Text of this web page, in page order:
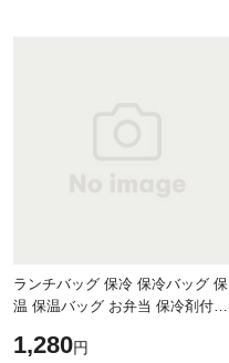
ランチバッグ 保冷 保冷バッグ 保
温 保温バッグ お弁当 保冷剤付き
性 ホット＆コールドパック付き
1,280円